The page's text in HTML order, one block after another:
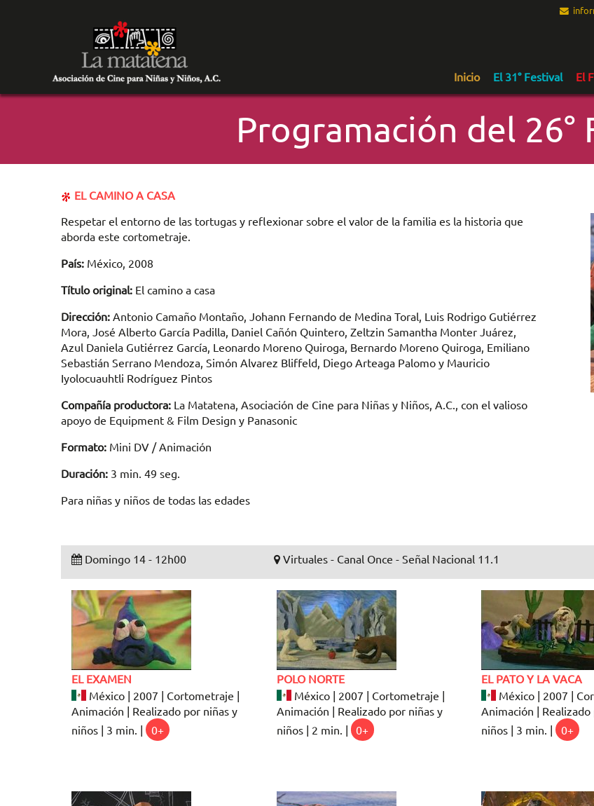
Inicio El 31° Festival El
Programación del 26°
EL CAMINO A CASA
Respetar el entorno de las tortugas y reflexionar sobre el valor de la familia es la historia que
aborda este cortometraje.
País: México, 2008
Título original: El camino a casa
Dirección: Antonio Camaño Montaño, Johann Fernando de Medina Toral, Luis Rodrigo Gutiérrez
Mora, José Alberto García Padilla, Daniel Cañón Quintero, Zeltzin Samantha Monter Juárez,
Azul Daniela Gutiérrez García, Leonardo Moreno Quiroga, Bernardo Moreno Quiroga, Emiliano
Sebastián Serrano Mendoza, Simón Alvarez Bliffeld, Diego Arteaga Palomo y Mauricio
Iyolocuauhtli Rodríguez Pintos
Compañía productora: La Matatena, Asociación de Cine para Niñas y Niños, A.C., con el valioso
apoyo de Equipment & Film Design y Panasonic
Formato: Mini DV / Animación
Duración: 3 min. 49 seg.
Para niñas y niños de todas las edades
Domingo 14 - 12h00 Virtuales - Canal Once - Señal Nacional 11.1
EL EXAMEN
México | 2007 | Cortometraje |
Animación | Realizado por niñas y
niños | 3 min. |
0+
POLO NORTE
México | 2007 | Cortometraje |
Animación | Realizado por niñas y
niños | 2 min. |
0+
EL PATO Y LA VACA
México | 2007 |
Animación |
niños | 3 min. |
0+